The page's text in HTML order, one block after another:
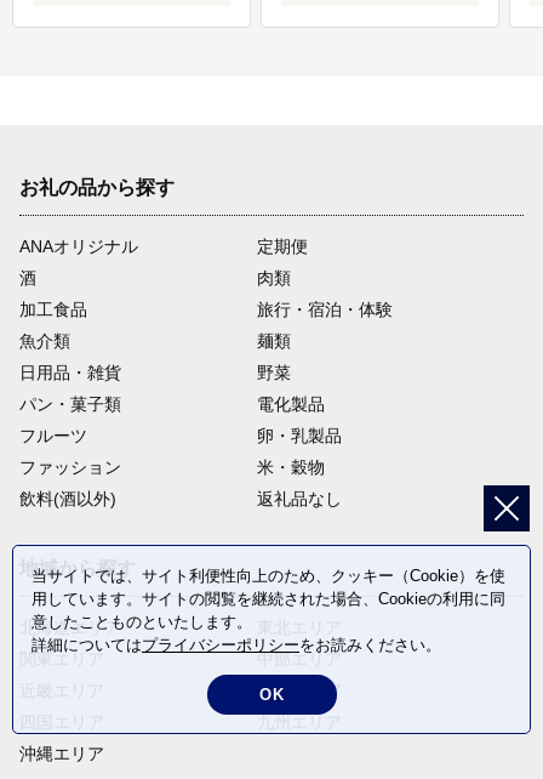
お礼の品から探す
ANAオリジナル
定期便
酒
肉類
加工食品
旅行・宿泊・体験
魚介類
麺類
日用品・雑貨
野菜
パン・菓子類
電化製品
フルーツ
卵・乳製品
ファッション
米・穀物
飲料(酒以外)
返礼品なし
地域から探す
北海道エリア
関東エリア
沖縄エリア
中部エリア
中国エリア
当サイトでは、サイト利便性向上のため、クッキー（Cookie）を使
用しています。サイトの閲覧を継続された場合、Cookieの利用に同
意したことものといたします。
詳細についてはプライバシーポリシーをお読みください。
OK